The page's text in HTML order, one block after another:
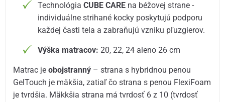
TechnológiaCUBE CARE na béžovej strane -
individuálne strihané kocky poskytujú podporu
každej časti tela a zabraňujú vzniku pľuzgierov.
Výška matracov: 20, 22, 24 aleno 26 cm
Matrac jeobojstranný – strana s hybridnou penou
GelTouch je mäkšia, zatiaľ čo strana s penou FlexiFoam
je tvrdšia. Mäkkšia strana má tvrdosť 6 z 10 (tvrdosť